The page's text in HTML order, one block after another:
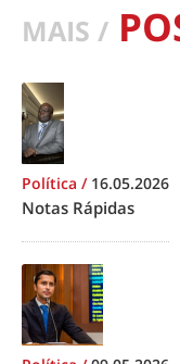
MAIS /
Política / 16.05.2026
Notas Rápidas